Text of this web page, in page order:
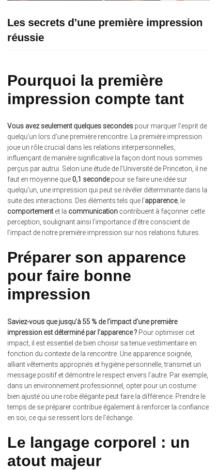
Les secrets d’une première impression
réussie
Pourquoi la première
impression compte tant
Vous avez seulement quelques secondes pour marquer l’esprit de
quelqu’un lors d’une première rencontre. La première impression
joue un rôle crucial dans les relations interpersonnelles,
influençant de manière significative la façon dont nous sommes
perçus par autrui. Selon une étude de l’Université de Princeton, il ne
faut en moyenne que 0,1 secondepour se faire une idée sur
quelqu’un, une impression qui peut se révéler déterminante dans la
suite des interactions. Des éléments tels que l’apparence, le
comportementet la communication contribuent à façonner cette
perception, soulignant ainsi l’importance d’être conscient de
l’impact de notre première impression sur nos relations futures.
Préparer son apparence
pour faire bonne
impression
Saviez-vous que jusqu’à 55 % de l’impact d’une première
impression est déterminé par l’apparence ? Pour optimiser cet
impact, il est essentiel de bien choisir sa tenue vestimentaire en
fonction du contexte de la rencontre. Une apparence soignée,
alliant vêtements appropriés et hygiène personnelle, transmet un
message positif et démontre le respect envers l’autre. Par exemple,
dans un environnement professionnel, opter pour un costume
bien ajusté ou une robe élégante peut faire la différence. Prendre le
temps de se préparer contribue également à renforcer la confiance
en soi, ce qui se ressent lors de l’échange.
Le langage corporel : un
atout majeur